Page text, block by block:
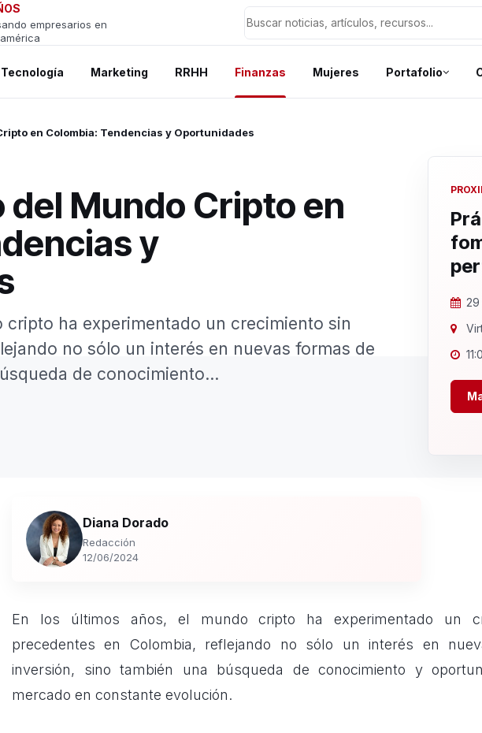
empresarios en
Tecnología Marketing RRHH Finanzas Mujeres Portafolio
en Colombia: Tendencias y Oportunidades
del Mundo Cripto en
y
cripto ha experimentado un crecimiento sin
no sólo un interés en nuevas formas de
de conocimiento...
Diana Dorado
Redacción
12/06/2024
En los últimos años, el mundo cripto ha experimentado un
precedentes en Colombia, reflejando no sólo un interés en
inversión, sino también una búsqueda de conocimiento y
mercado en constante evolución.